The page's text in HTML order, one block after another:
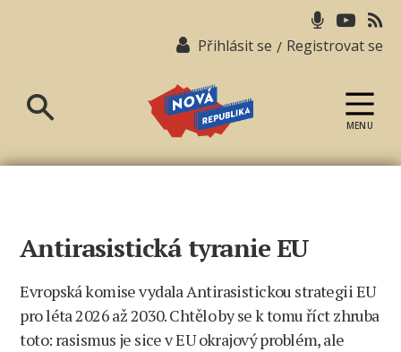
Přihlásit se / Registrovat se
republika
MENU
Antirasistická tyranie EU
Evropská komise vydala Antirasistickou strategii EU
pro léta 2026 až 2030. Chtělo by se k tomu říct zhruba
toto: rasismus je sice v EU okrajový problém, ale